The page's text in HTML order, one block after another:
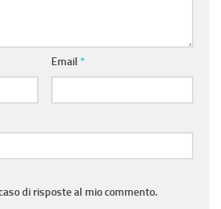
Email *
di risposte al mio commento.